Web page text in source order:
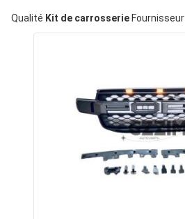
Qualité Kit de carrosserie Fournisseur